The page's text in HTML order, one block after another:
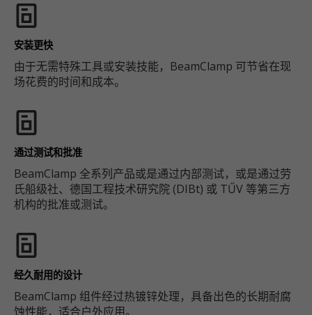
安装更快
由于无需特殊工具或安装技能，BeamClamp 可节省在现
场花费的时间和成本。
通过测试和批准
BeamClamp 全系列产品或是通过内部测试，或是通过劳
氏船级社、德国工程技术研究院 (DIBt) 或 TŰV 等第三方
机构的批准或测试。
经久耐用的设计
BeamClamp 组件经过热镀锌处理，具备出色的长期耐腐
蚀性能，适合户外应用。